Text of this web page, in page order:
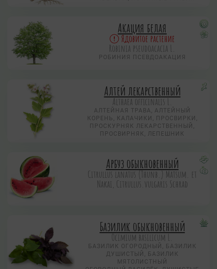
Акация белая
Ядовитое растение
Robinia pseudoacacia L.
РОБИНИЯ ПСЕВДОАКАЦИЯ
Алтей лекарственный
Althaea officinalis L.
АЛТЕЙНАЯ ТРАВА, АЛТЕЙНЫЙ
КОРЕНЬ, КАЛАЧИКИ, ПРОСВИРКИ,
ПРОСКУРНЯК ЛЕКАРСТВЕННЫЙ,
ПРОСВИРНЯК, ЛЕПЕШНИК
Арбуз обыкновенный
Citrullus lanatus (Thunb.) Matsum. et
Nakai, Citrullus.vulgaris Schrad
Базилик обыкновенный
Ocimium basilicum L.
БАЗИЛИК ОГОРОДНЫЙ, БАЗИЛИК
ДУШИСТЫЙ, БАЗИЛИК
МЯТОЛИСТНЫЙ